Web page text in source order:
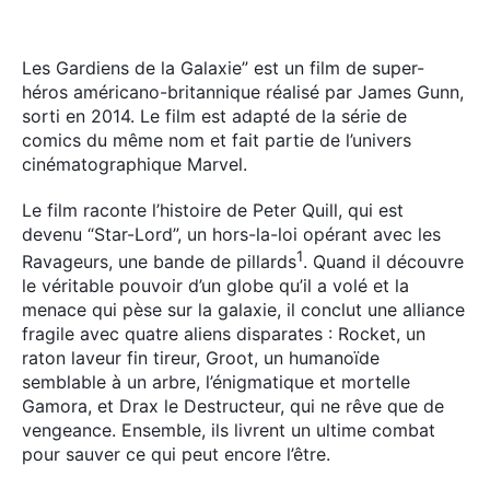
Les Gardiens de la Galaxie” est un film de super-
héros américano-britannique réalisé par James Gunn,
sorti en 2014. Le film est adapté de la série de
comics du même nom et fait partie de l’univers
cinématographique Marvel.
Le film raconte l’histoire de Peter Quill, qui est
devenu “Star-Lord”, un hors-la-loi opérant avec les
Ravageurs, une bande de pillards1. Quand il découvre
le véritable pouvoir d’un globe qu’il a volé et la
menace qui pèse sur la galaxie, il conclut une alliance
fragile avec quatre aliens disparates : Rocket, un
raton laveur fin tireur, Groot, un humanoïde
semblable à un arbre, l’énigmatique et mortelle
Gamora, et Drax le Destructeur, qui ne rêve que de
vengeance. Ensemble, ils livrent un ultime combat
pour sauver ce qui peut encore l’être.